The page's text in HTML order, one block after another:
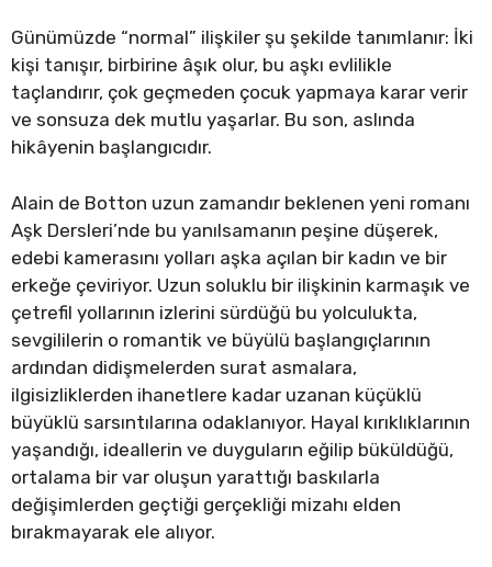
Günümüzde “normal” ilişkiler şu şekilde tanımlanır: İki
kişi tanışır, birbirine âşık olur, bu aşkı evlilikle
taçlandırır, çok geçmeden çocuk yapmaya karar verir
ve sonsuza dek mutlu yaşarlar. Bu son, aslında
hikâyenin başlangıcıdır.
Alain de Botton uzun zamandır beklenen yeni romanı
Aşk Dersleri’nde bu yanılsamanın peşine düşerek,
edebi kamerasını yolları aşka açılan bir kadın ve bir
erkeğe çeviriyor. Uzun soluklu bir ilişkinin karmaşık ve
çetrefil yollarının izlerini sürdüğü bu yolculukta,
sevgililerin o romantik ve büyülü başlangıçlarının
ardından didişmelerden surat asmalara,
ilgisizliklerden ihanetlere kadar uzanan küçüklü
büyüklü sarsıntılarına odaklanıyor. Hayal kırıklıklarının
yaşandığı, ideallerin ve duyguların eğilip büküldüğü,
ortalama bir var oluşun yarattığı baskılarla
değişimlerden geçtiği gerçekliği mizahı elden
bırakmayarak ele alıyor.